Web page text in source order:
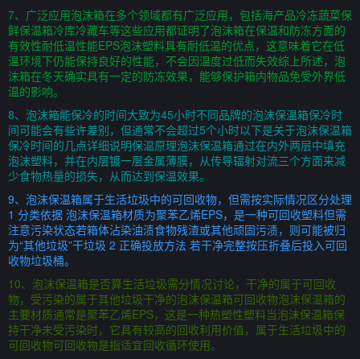
7、广泛应用泡沫箱在多个领域都有广泛应用，包括海产品冷冻蔬菜保
鲜保温箱冷库冷藏车等这些应用都证明了泡沫箱在保温和防冻方面的
有效性耐低温性能EPS泡沫塑料具有耐低温的优点，这意味着它在低
温环境下仍能保持良好的性能，不会因温度过低而失效综上所述，泡
沫箱在冬天确实具有一定的防冻效果，能够保护箱内物品免受外界低
温的影响。
8、泡沫箱能保冷的时间大致为45小时不同品牌的泡沫保温箱保冷时
间可能会有些许差别，但通常不会超过5个小时以下是关于泡沫保温箱
保冷时间的几点详细说明保温原理泡沫保温箱通过在内外两层中填充
泡沫塑料，并在内层镀一层金属薄膜，从传导辐射对流三个方面来减
少食物热量的损失，从而达到保温效果。
9、泡沫保温箱属于生活垃圾中的可回收物，但需按实际情况区分处理
1 分类依据 泡沫保温箱材质为聚苯乙烯EPS，是一种可回收塑料但需
注意污染状态若箱体沾染油渍食物残渣或其他顽固污渍，则可能被归
为“其他垃圾”干垃圾 2 正确投放方法 若干净完整按压折叠后投入可回
收物垃圾桶。
10、泡沫保温箱是否算生活垃圾需分情况讨论，干净的属于可回收
物，受污染的属于其他垃圾干净的泡沫保温箱可回收物泡沫保温箱的
主要材质通常是聚苯乙烯EPS，这是一种热塑性塑料当泡沫保温箱保
持干净未受污染时，它具有较高的回收利用价值，属于生活垃圾中的
可回收物可回收物是指适宜回收循环使用。